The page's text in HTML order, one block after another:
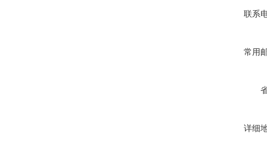
联系
常用
详细